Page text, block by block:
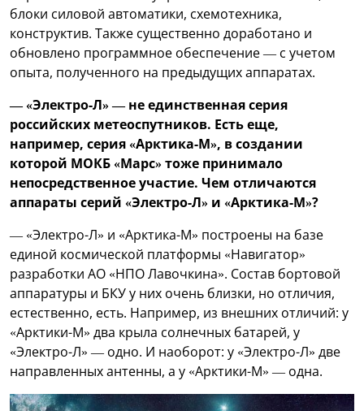
блоки силовой автоматики, схемотехника,
конструктив. Также существенно доработано и
обновлено программное обеспечение — с учетом
опыта, полученного на предыдущих аппаратах.
— «Электро-Л» — не единственная серия
российских метеоспутников. Есть еще,
например, серия «Арктика-М», в создании
которой МОКБ «Марс» тоже принимало
непосредственное участие. Чем отличаются
аппараты серий «Электро-Л» и «Арктика-М»?
— «Электро-Л» и «Арктика-М» построены на базе
единой космической платформы «Навигатор»
разработки АО «НПО Лавочкина». Состав бортовой
аппаратуры и БКУ у них очень близки, но отличия,
естественно, есть. Например, из внешних отличий: у
«Арктики-М» два крыла солнечных батарей, у
«Электро-Л» — одно. И наоборот: у «Электро-Л» две
направленных антенны, а у «Арктики-М» — одна.